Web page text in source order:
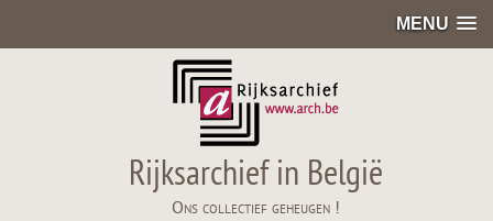
MENU
Rijksarchief in België
Ons collectief geheugen !